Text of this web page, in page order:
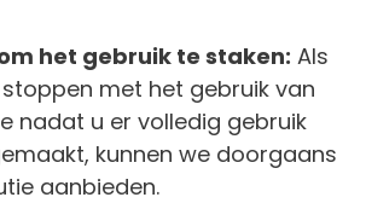
het gebruik te staken: Als
met het gebruik van
nadat u er volledig gebruik
kunnen we doorgaans
aanbieden.